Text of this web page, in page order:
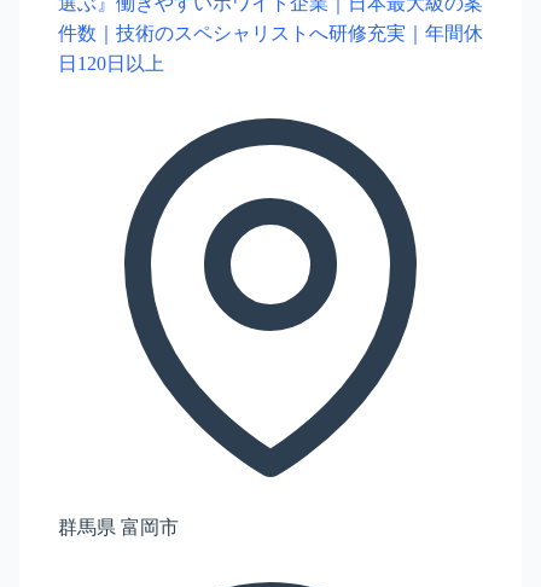
件数｜技術のスペシャリストへ研修充実｜年間休
日120日以上
群馬県 富岡市